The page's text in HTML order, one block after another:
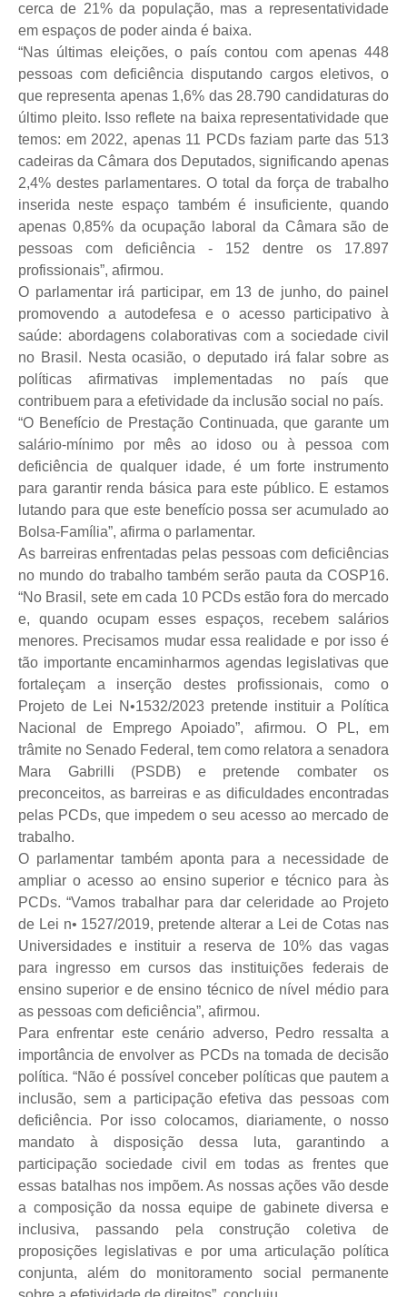
cerca de 21% da população, mas a representatividade
em espaços de poder ainda é baixa.
“Nas últimas eleições, o país contou com apenas 448
pessoas com deficiência disputando cargos eletivos, o
que representa apenas 1,6% das 28.790 candidaturas do
último pleito. Isso reflete na baixa representatividade que
temos: em 2022, apenas 11 PCDs faziam parte das 513
cadeiras da Câmara dos Deputados, significando apenas
2,4% destes parlamentares. O total da força de trabalho
inserida neste espaço também é insuficiente, quando
apenas 0,85% da ocupação laboral da Câmara são de
pessoas com deficiência - 152 dentre os 17.897
profissionais”, afirmou.
O parlamentar irá participar, em 13 de junho, do painel
promovendo a autodefesa e o acesso participativo à
saúde: abordagens colaborativas com a sociedade civil
no Brasil. Nesta ocasião, o deputado irá falar sobre as
políticas afirmativas implementadas no país que
contribuem para a efetividade da inclusão social no país.
“O Benefício de Prestação Continuada, que garante um
salário-mínimo por mês ao idoso ou à pessoa com
deficiência de qualquer idade, é um forte instrumento
para garantir renda básica para este público. E estamos
lutando para que este benefício possa ser acumulado ao
Bolsa-Família”, afirma o parlamentar.
As barreiras enfrentadas pelas pessoas com deficiências
no mundo do trabalho também serão pauta da COSP16.
“No Brasil, sete em cada 10 PCDs estão fora do mercado
e, quando ocupam esses espaços, recebem salários
menores. Precisamos mudar essa realidade e por isso é
tão importante encaminharmos agendas legislativas que
fortaleçam a inserção destes profissionais, como o
Projeto de Lei N•1532/2023 pretende instituir a Política
Nacional de Emprego Apoiado”, afirmou. O PL, em
trâmite no Senado Federal, tem como relatora a senadora
Mara Gabrilli (PSDB) e pretende combater os
preconceitos, as barreiras e as dificuldades encontradas
pelas PCDs, que impedem o seu acesso ao mercado de
trabalho.
O parlamentar também aponta para a necessidade de
ampliar o acesso ao ensino superior e técnico para às
PCDs. “Vamos trabalhar para dar celeridade ao Projeto
de Lei n• 1527/2019, pretende alterar a Lei de Cotas nas
Universidades e instituir a reserva de 10% das vagas
para ingresso em cursos das instituições federais de
ensino superior e de ensino técnico de nível médio para
as pessoas com deficiência”, afirmou.
Para enfrentar este cenário adverso, Pedro ressalta a
importância de envolver as PCDs na tomada de decisão
política. “Não é possível conceber políticas que pautem a
inclusão, sem a participação efetiva das pessoas com
deficiência. Por isso colocamos, diariamente, o nosso
mandato à disposição dessa luta, garantindo a
participação sociedade civil em todas as frentes que
essas batalhas nos impõem. As nossas ações vão desde
a composição da nossa equipe de gabinete diversa e
inclusiva, passando pela construção coletiva de
proposições legislativas e por uma articulação política
conjunta, além do monitoramento social permanente